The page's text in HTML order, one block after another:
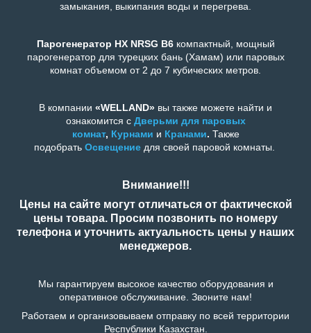
замыкания, выкипания воды и перегрева.
Парогенератор HX NRSG B6компактный, мощный
парогенератор для турецких бань (Хамам) или паровых
комнат объемом от 2 до 7 кубических метров.
В компании «WELLAND» вы также можете найти и
ознакомится с Дверьми для паровых
комнат, Курнами и Кранами. Также
подобрать Освещение для своей паровой комнаты.
Внимание!!!
Цены на сайте могут отличаться от фактической
цены товара. Просим позвонить по номеру
телефона и уточнить актуальность цены у наших
менеджеров.
Мы гарантируем высокое качество оборудования и
оперативное обслуживание. Звоните нам!
Работаем и организовываем отправку по всей территории
Республики Казахстан.